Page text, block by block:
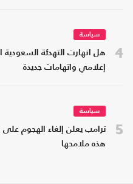
4
سياسة
هل انهارت التهدئة السعودية
إعلامي واتهامات جديدة
5
سياسة
ترامب يعلن إلغاء الهجوم
هذه ملامحها